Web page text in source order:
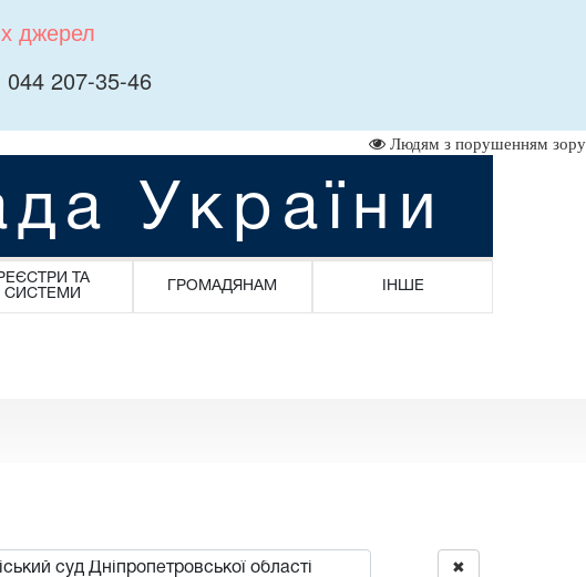
джерел
044 207-35-46
Людям з порушенням зору
України
ТА
СИСТЕМИ
ГРОМАДЯНАМ ІНШЕ
✖